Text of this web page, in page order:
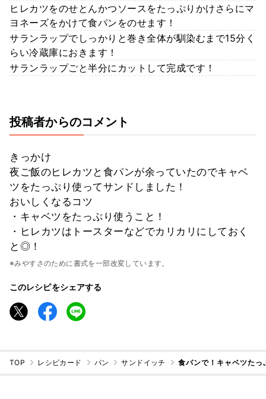
ヒレカツをのせとんかつソースをたっぷりかけさらにマ
ヨネーズをかけて食パンをのせます！
サランラップでしっかりと巻き全体が馴染むまで15分く
らい冷蔵庫におきます！
サランラップごと半分にカットして完成です！
投稿者からのコメント
きっかけ
夜ご飯のヒレカツと食パンが余っていたのでキャベ
ツをたっぷり使ってサンドしました！
おいしくなるコツ
・キャベツをたっぷり使うこと！
・ヒレカツはトースターなどでカリカリにしておく
と◎！
※みやすさのために書式を一部改変しています。
このレシピをシェアする
TOP レシピカード パン サンドイッチ 食パンで！キャベツた